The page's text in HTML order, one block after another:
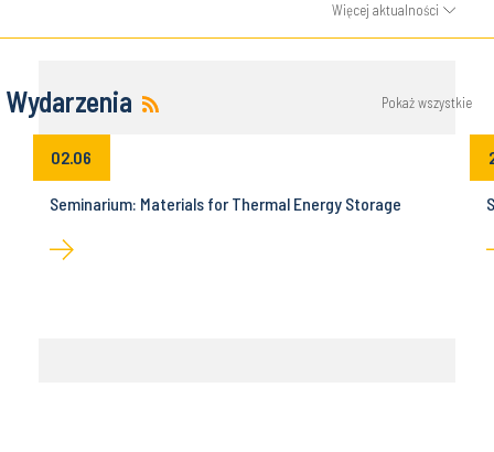
Więcej aktualności
Wydarzenia Pokaż wszystkie
02.06
Seminarium: Materials for Thermal Energy Storage